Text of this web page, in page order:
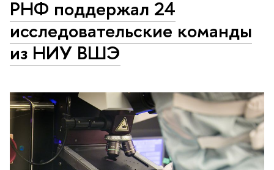
РНФ поддержал 24
исследовательские команды
из НИУ ВШЭ